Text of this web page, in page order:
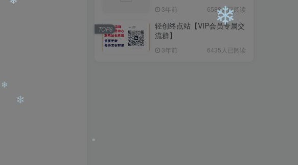
3年前 6588人已阅读
轻创终点站【VIP会员专属交
流群】
3年前 6435人已阅读
TOP6
❄